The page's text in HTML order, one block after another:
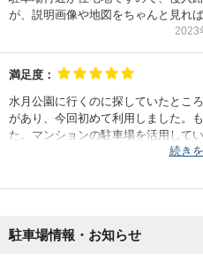
が、説明画像や地図をちゃんと見れば
2023
満足度：
水月公園に行くのに探していたとこ
があり、今回初めて利用しました。
た。マンションの駐車場を活用して
と書いてあったのですが、後ろ向き
はなかなか前向き駐車は難しかった
なんとかなりました。次回来る時も
続き
駐車場情報・お知らせ